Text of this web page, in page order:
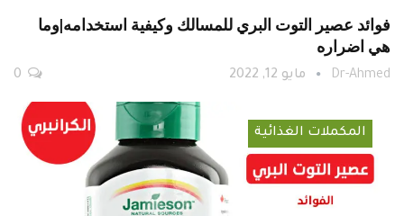
فوائد عصير التوت البري للمسالك وكيفية استخدامه|وما
هي اضراره
Dr-Ahmed مايو 12, 2022
المكملات الغذائية